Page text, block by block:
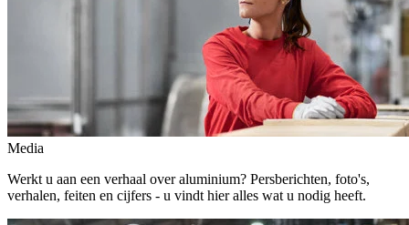
Media
Werkt u aan een verhaal over aluminium? Persberichten, foto's,
verhalen, feiten en cijfers - u vindt hier alles wat u nodig heeft.